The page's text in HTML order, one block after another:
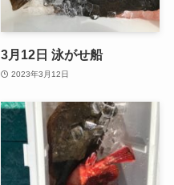
3月12日 泳がせ船
2023年3月12日